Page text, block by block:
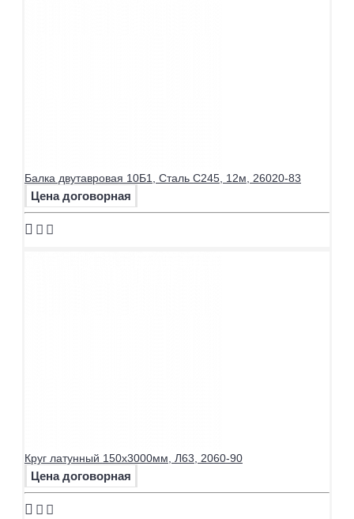
Балка двутавровая 10Б1, Сталь С245, 12м, 26020-83
Цена договорная
Круг латунный 150х3000мм, Л63, 2060-90
Цена договорная